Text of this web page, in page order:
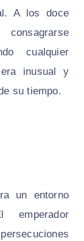
A los doce
cualquier
inusual y
su tiempo.
un entorno